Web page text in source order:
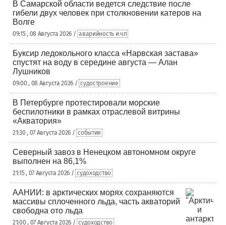
В Самарской области ведется следствие после
гибели двух человек при столкновении катеров на
Волге
09:15 , 08 Августа 2026 / аварийность и чп
Буксир ледокольного класса «Нарвская застава»
спустят на воду в середине августа — Алан
Лушников
09:00 , 08 Августа 2026 / судостроение
В Петербурге протестировали морские
беспилотники в рамках отраслевой витрины
«Акватория»
21:30 , 07 Августа 2026 / события
Северный завоз в Ненецком автономном округе
выполнен на 86,1%
21:15 , 07 Августа 2026 / судоходство
ААНИИ: в арктических морях сохраняются
массивы сплоченного льда, часть акваторий
свободна ото льда
21:00 , 07 Августа 2026 / судоходство